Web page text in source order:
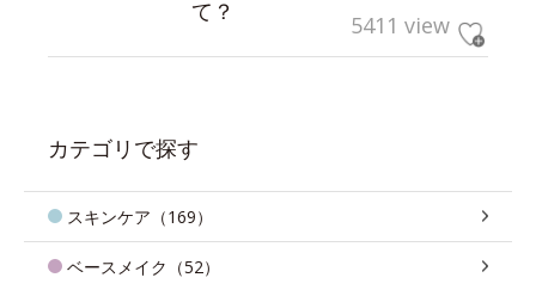
て？ 5411 view
カテゴリで探す
スキンケア（169）
ベースメイク（52）